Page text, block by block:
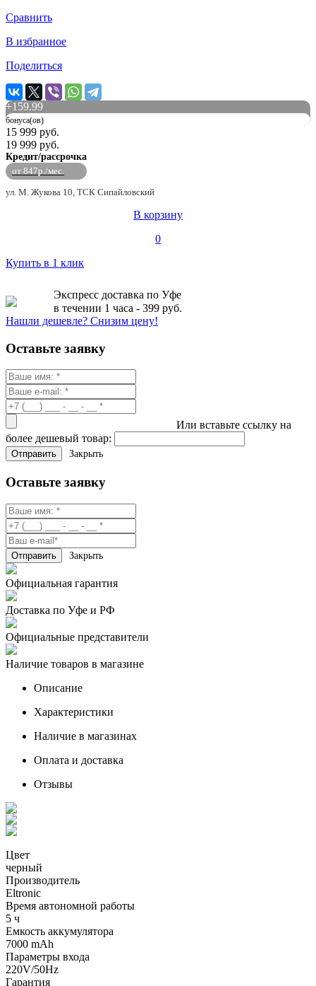
Сравнить
В избранное
Поделиться
+159.99
бонуса(ов)
15 999 руб.
19 999 руб.
Кредит/рассрочка
от 847р./мес.
ул. М. Жукова 10, ТСК Сипайловский
В корзину
0
Купить в 1 клик
Экспресс доставка по Уфе
в течении 1 часа - 399 руб.
Нашли дешевле? Снизим цену!
Оставьте заявку
Или вставьте ссылку на
более дешевый товар:
Закрыть
Оставьте заявку
Закрыть
Официальная гарантия
Доставка по Уфе и РФ
Официальные представители
Наличие товаров в магазине
Описание
Характеристики
Наличие в магазинах
Оплата и доставка
Отзывы
Цвет
черный
Производитель
Eltronic
Время автономной работы
5 ч
Емкость аккумулятора
7000 mAh
Параметры входа
220V/50Hz
Гарантия